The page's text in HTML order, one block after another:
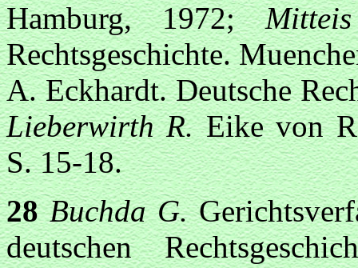
Hamburg, 1972;
Rechtsgeschichte.
A. Eckhardt. Deutsche
Lieberwirth R.Eike von
S. 15-18.
28 Buchda G.
deutschen